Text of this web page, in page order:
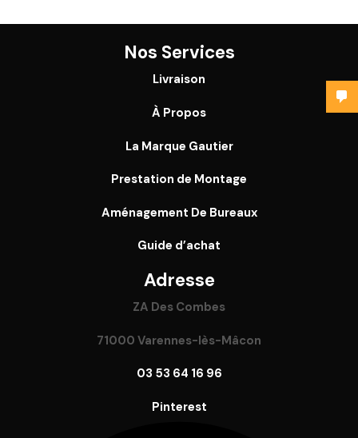
Nos Services
Livraison
À Propos
La Marque Gautier
Prestation de Montage
Aménagement De Bureaux
Guide d’achat
Adresse
ZA Des Combes
71000 Varennes-lès-Mâcon
03 53 64 16 96
Pinterest